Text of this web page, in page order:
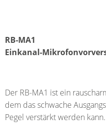
RB-MA1
Einkanal-
Der RB-MA1 ist ein
dem das schwache
Pegel verstärkt werden kann.